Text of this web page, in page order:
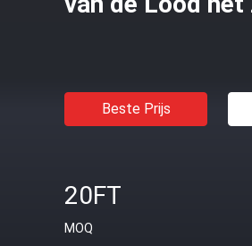
Beste Prijs
20FT
MOQ